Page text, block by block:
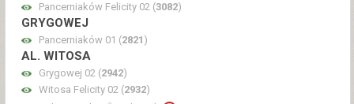
Pancerniaków Felicity 02 (3082)
GRYGOWEJ
Pancerniaków 01 (2821 )
AL. WITOSA
Grygowej 02 (2942)
Witosa Felicity 02 (2932)